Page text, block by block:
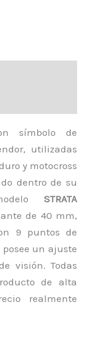
símbolo de
utilizadas
y motocross
dentro de su
STRATA
de 40 mm,
9 puntos de
un ajuste
visión. Todas
de alta
realmente